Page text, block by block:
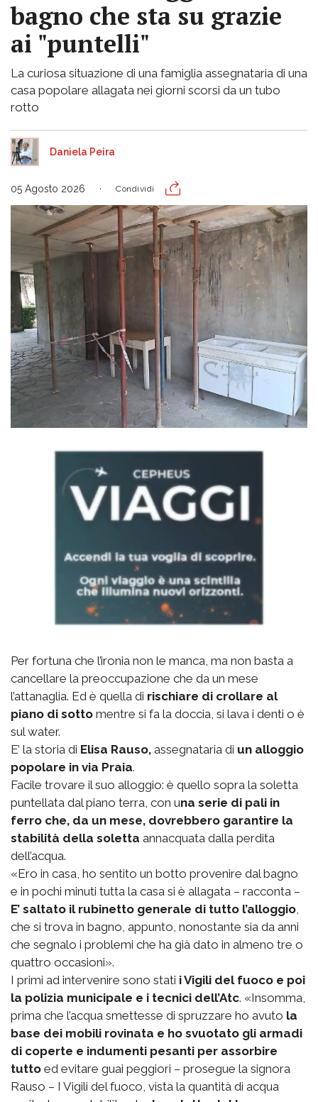
bagno che sta su grazie
ai "puntelli"
La curiosa situazione di una famiglia assegnataria di una
casa popolare allagata nei giorni scorsi da un tubo
rotto
Daniela Peira
05 Agosto 2026 Condividi
Per fortuna che l’ironia non le manca, ma non basta a
cancellare la preoccupazione che da un mese
l’attanaglia. Ed è quella di rischiare di crollare al
piano di sotto mentre si fa la doccia, si lava i denti o è
sul water.
E’ la storia di Elisa Rauso, assegnataria di un alloggio
popolare in via Praia.
Facile trovare il suo alloggio: è quello sopra la soletta
puntellata dal piano terra, con una serie di pali in
ferro che, da un mese, dovrebbero garantire la
stabilità della soletta annacquata dalla perdita
dell’acqua.
«Ero in casa, ho sentito un botto provenire dal bagno
e in pochi minuti tutta la casa si è allagata – racconta –
E’ saltato il rubinetto generale di tutto l’alloggio
che si trova in bagno, appunto, nonostante sia da anni
che segnalo i problemi che ha già dato in almeno tre o
quattro occasioni».
I primi ad intervenire sono stati i Vigili del fuoco e poi
la polizia municipale e i tecnici dell’Atc. «Insomma,
prima che l’acqua smettesse di spruzzare ho avuto la
base dei mobili rovinata e ho svuotato gli armadi
di coperte e indumenti pesanti per assorbire
tutto ed evitare guai peggiori – prosegue la signora
Rauso – I Vigili del fuoco, vista la quantità di acqua